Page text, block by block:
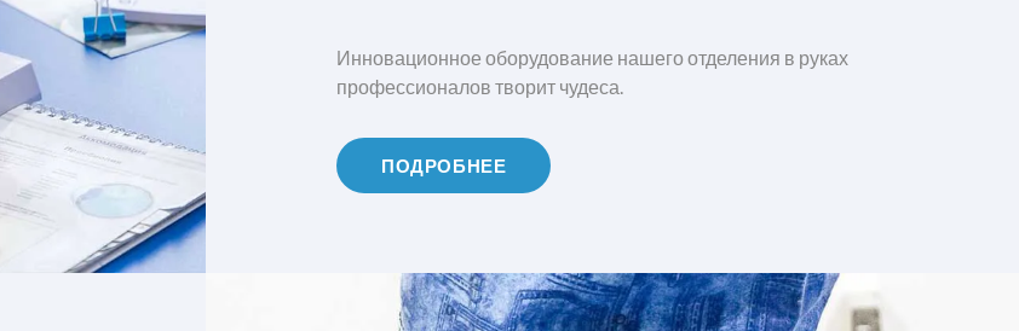
Инновационное оборудование нашего отделения в руках
профессионалов творит чудеса.
ПОДРОБНЕЕ